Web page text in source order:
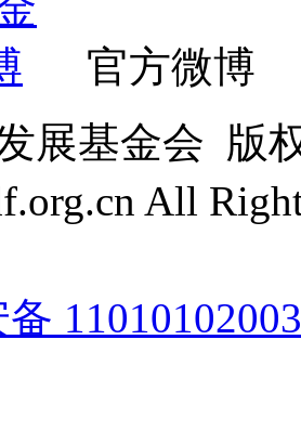
官方微博
展基金会 版
All